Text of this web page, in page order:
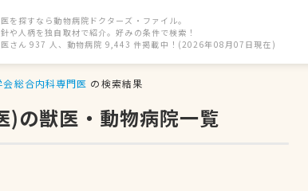
を探すなら動物病院ドクターズ・ファイル。
や人柄を独自取材で紹介。好みの条件で検索！
さん 937 人、動物病院 9,443 件掲載中！(2026年08月07日現在)
会総合内科専門医 の検索結果
)の獣医・動物病院一覧